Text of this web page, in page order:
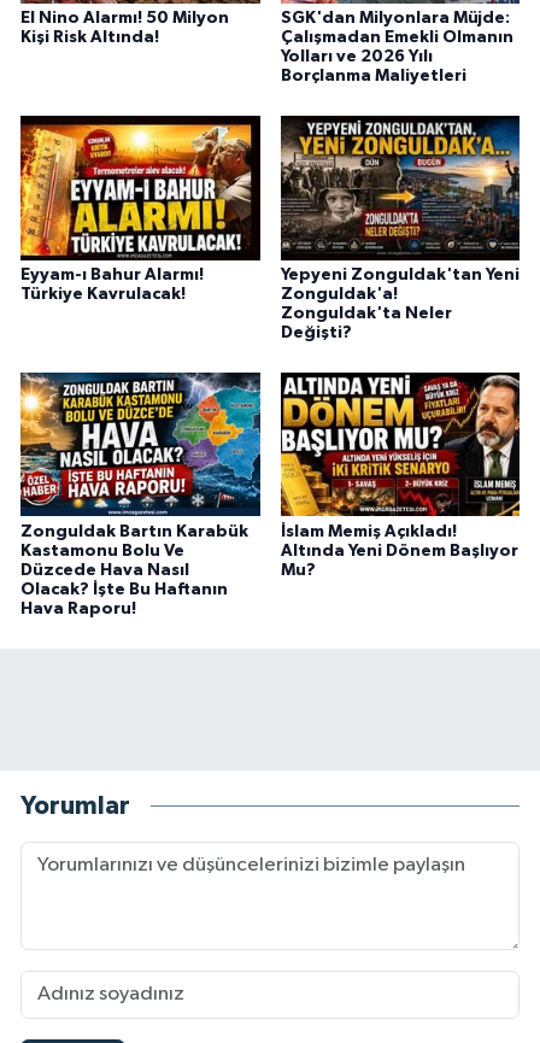
El Nino Alarmı! 50 Milyon
Kişi Risk Altında!
SGK'dan Milyonlara Müjde:
Çalışmadan Emekli Olmanın
Yolları ve 2026 Yılı
Borçlanma Maliyetleri
Eyyam-ı Bahur Alarmı!
Türkiye Kavrulacak!
Yepyeni Zonguldak'tan Yeni
Zonguldak'a!
Zonguldak'ta Neler
Değişti?
Zonguldak Bartın Karabük
Kastamonu Bolu Ve
Düzcede Hava Nasıl
Olacak? İşte Bu Haftanın
Hava Raporu!
İslam Memiş Açıkladı!
Altında Yeni Dönem Başlıyor
Mu?
Yorumlar